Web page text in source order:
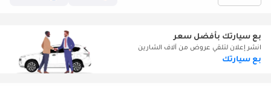
بع سيارتك بأفضل سعر
انشر إعلان لتلقي عروض من آلاف الشارين
بع سيارتك